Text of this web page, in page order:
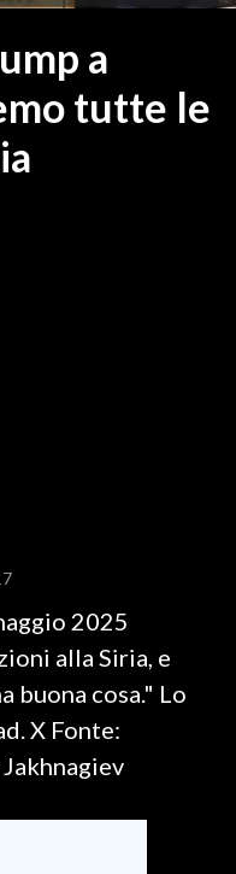
a
tutte le
2025
alla Siria, e
buona cosa." Lo
X Fonte: